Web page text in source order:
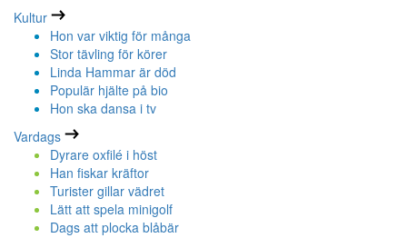
Kultur
Hon var viktig för många
Stor tävling för körer
Linda Hammar är död
Populär hjälte på bio
Hon ska dansa i tv
Vardags
Dyrare oxfilé i höst
Han fiskar kräftor
Turister gillar vädret
Lätt att spela minigolf
Dags att plocka blåbär